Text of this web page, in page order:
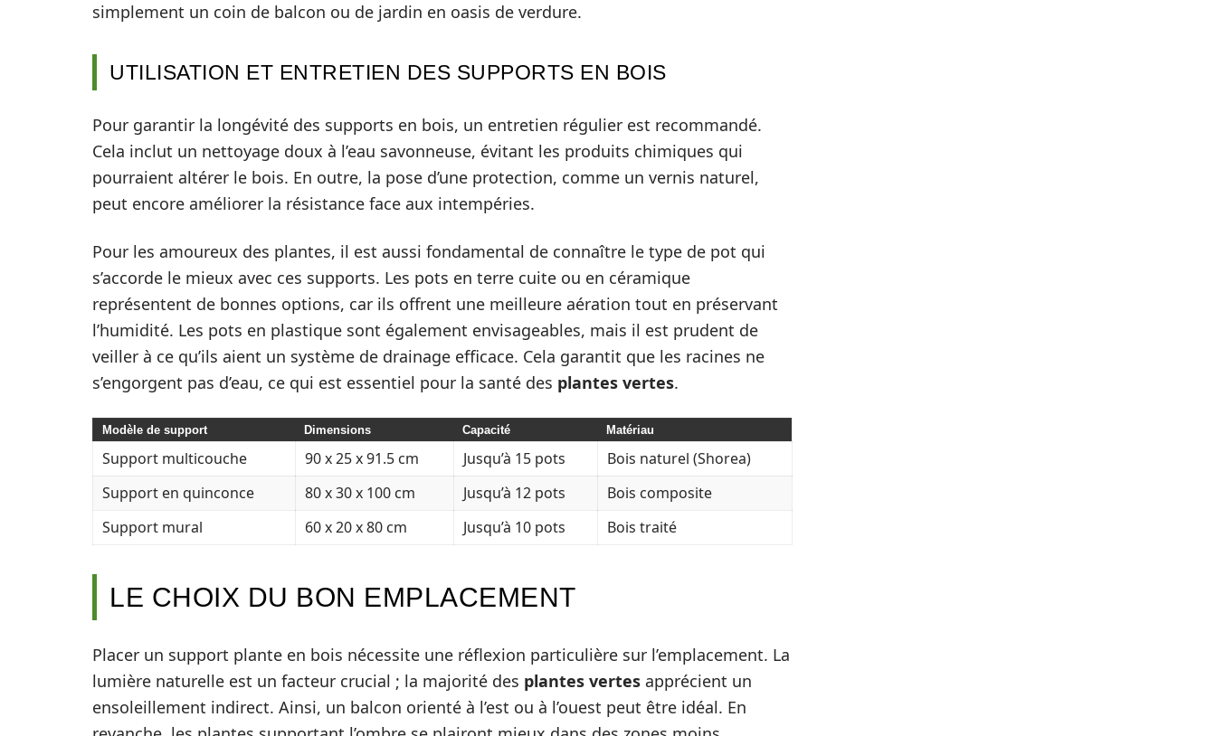
simplement un coin de balcon ou de jardin en oasis de verdure.
UTILISATION ET ENTRETIEN DES SUPPORTS EN BOIS
Pour garantir la longévité des supports en bois, un entretien régulier est recommandé.
Cela inclut un nettoyage doux à l’eau savonneuse, évitant les produits chimiques qui
pourraient altérer le bois. En outre, la pose d’une protection, comme un vernis naturel,
peut encore améliorer la résistance face aux intempéries.
Pour les amoureux des plantes, il est aussi fondamental de connaître le type de pot qui
s’accorde le mieux avec ces supports. Les pots en terre cuite ou en céramique
représentent de bonnes options, car ils offrent une meilleure aération tout en préservant
l’humidité. Les pots en plastique sont également envisageables, mais il est prudent de
veiller à ce qu’ils aient un système de drainage efficace. Cela garantit que les racines ne
s’engorgent pas d’eau, ce qui est essentiel pour la santé des plantes vertes.
Modèle de support Dimensions Capacité Matériau
Support multicouche 90 x 25 x 91.5 cm Jusqu’à 15 pots
Bois naturel (Shorea)
Support en quinconce
80 x 30 x 100 cm Jusqu’à 12 pots
Bois composite
Support mural
60 x 20 x 80 cm Jusqu’à 10 pots Bois traité
LE CHOIX DU BON EMPLACEMENT
Placer un support plante en bois nécessite une réflexion particulière sur l’emplacement. La
lumière naturelle est un facteur crucial ; la majorité des plantes vertes apprécient un
ensoleillement indirect. Ainsi, un balcon orienté à l’est ou à l’ouest peut être idéal. En